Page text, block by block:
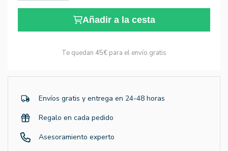
Añadir a la cesta
Te quedan 45€ para el envío gratis
Envíos gratis y entrega en 24-48 horas
Regalo en cada pedido
Asesoramiento experto